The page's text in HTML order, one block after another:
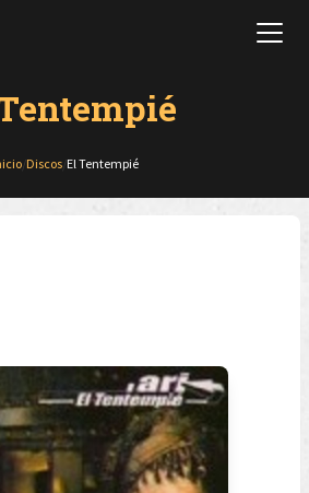
/ Discos/ El Tentempié